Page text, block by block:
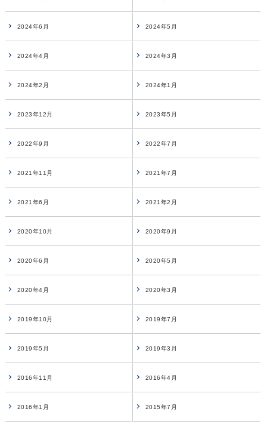
2024年6月 2024年5月
2024年4月 2024年3月
2024年2月 2024年1月
2023年12月 2023年5月
2022年9月 2022年7月
2021年11月 2021年7月
2021年6月 2021年2月
2020年10月 2020年9月
2020年6月 2020年5月
2020年4月 2020年3月
2019年10月 2019年7月
2019年5月 2019年3月
2016年11月 2016年4月
2016年1月 2015年7月